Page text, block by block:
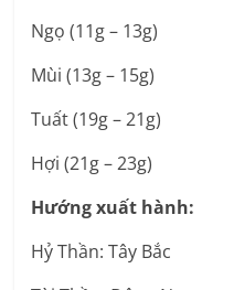
Ngọ (11g – 13g)
Mùi (13g – 15g)
Tuất (19g – 21g)
Hợi (21g – 23g)
Hướng xuất hành:
Hỷ Thần: Tây Bắc